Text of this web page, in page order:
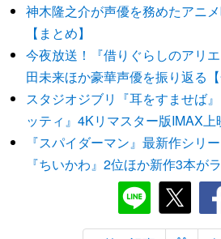
神木隆之介が声優を務めたアニ
【まとめ】
今夜放送！『借りぐらしのアリ
田未来ほか豪華声優を振り返る
スタジオジブリ『耳をすませば
ッティ』4Kリマスター版IMAX上
『スパイダーマン』最新作シリ
『ちいかわ』2位ほか新作3本が